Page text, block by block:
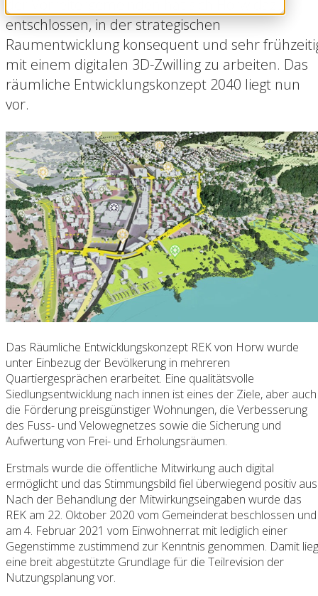
entschlossen, in der strategischen
Raumentwicklung konsequent und sehr
mit einem digitalen 3D-Zwilling zu arbeiten. Das
räumliche Entwicklungskonzept 2040 liegt nun
vor.
Das Räumliche Entwicklungskonzept REK von Horw wurde
unter Einbezug der Bevölkerung in mehreren
Quartiergesprächen erarbeitet. Eine qualitätsvolle
Siedlungsentwicklung nach innen ist eines der Ziele, aber auch
die Förderung preisgünstiger Wohnungen, die Verbesserung
des Fuss- und Velowegnetzes sowie die Sicherung und
Aufwertung von Frei- und Erholungsräumen.
Erstmals wurde die öffentliche Mitwirkung auch digital
ermöglicht und das Stimmungsbild fiel überwiegend positiv
Nach der Behandlung der Mitwirkungseingaben wurde das
REK am 22. Oktober 2020 vom Gemeinderat beschlossen und
am 4. Februar 2021 vom Einwohnerrat mit lediglich einer
Gegenstimme zustimmend zur Kenntnis genommen. Damit
eine breit abgestützte Grundlage für die Teilrevision der
Nutzungsplanung vor.